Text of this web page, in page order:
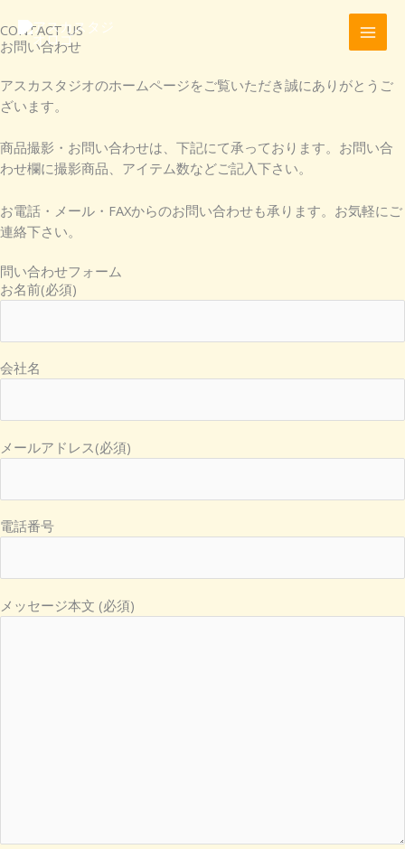
容
を
キ
ッ
CONTACT US
お問い合わせ
アスカスタジオのホームページをご覧いただき誠にありがとうご
ざいます。
商品撮影・お問い合わせは、下記にて承っております。お問い合
わせ欄に撮影商品、アイテム数などご記入下さい。
お電話・メール・FAXからのお問い合わせも承ります。お気軽にご
連絡下さい。
問い合わせフォーム
お名前(必須)
会社名
メールアドレス(必須)
電話番号
メッセージ本文 (必須)